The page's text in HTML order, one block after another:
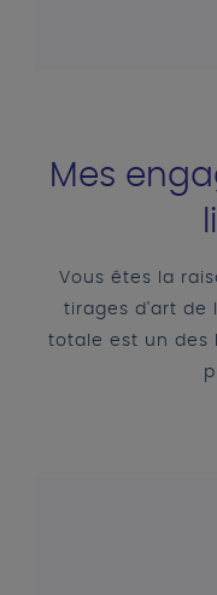
Mes
Vous êtes la
tirages d'art de
totale est un des